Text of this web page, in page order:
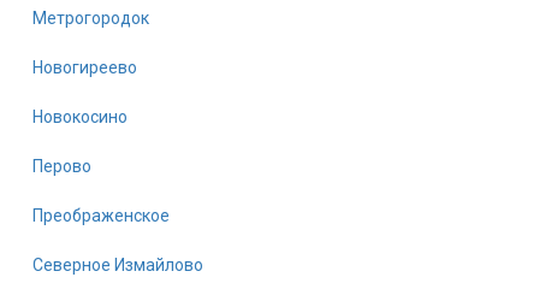
Метрогородок
Новогиреево
Новокосино
Перово
Преображенское
Северное Измайлово